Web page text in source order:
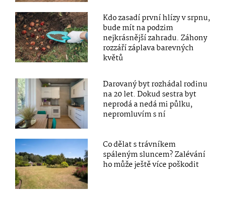
Kdo zasadí první hlízy v srpnu,
bude mít na podzim
nejkrásnější zahradu. Záhony
rozzáří záplava barevných
květů
Darovaný byt rozhádal rodinu
na 20 let. Dokud sestra byt
neprodá a nedá mi půlku,
nepromluvím s ní
Co dělat s trávníkem
spáleným sluncem? Zalévání
ho může ještě více poškodit